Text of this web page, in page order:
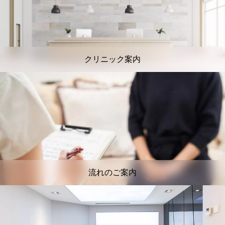
クリニック案内
流れのご案内